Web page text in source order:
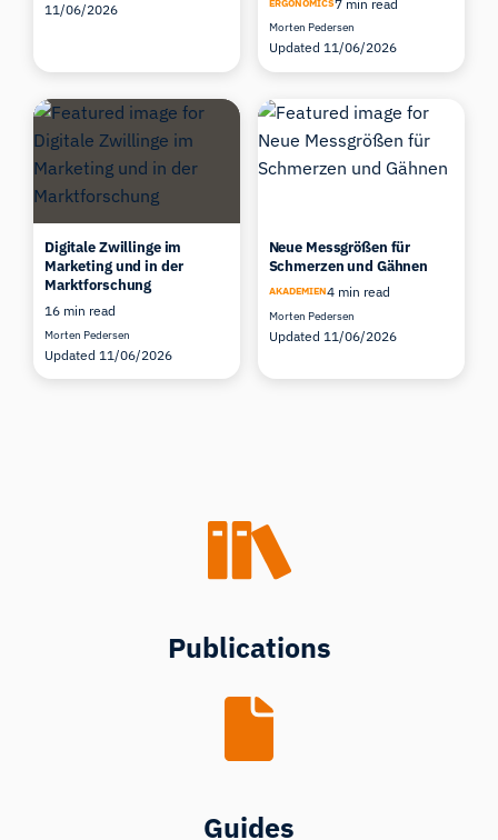
11/06/2026 ERGONOMICS7 min read
Morten Pedersen
Updated 11/06/2026
Digitale Zwillinge im
Marketing und in der
Marktforschung
16 min read
Morten Pedersen
Updated 11/06/2026
Neue Messgrößen für
Schmerzen und Gähnen
AKADEMIEN4 min read
Morten Pedersen
Updated 11/06/2026
Publications
Guides